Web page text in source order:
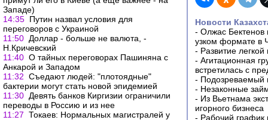
Западе)
14:35 Путин назвал условия для
переговоров с Украиной
11:50 Доллар - больше не валюта, -
Н.Кричевский
11:40 О тайных переговорах Пашиняна с
Анкарой и Западом
11:32 Съедают людей: "плотоядные"
бактерии могут стать новой эпидемией
11:30 Девять банков Киргизии ограничили
переводы в Россию и из нее
11:27 Токаев: Нормальных магистралей у
Новости
- Олжас Бектенов
узком формате в
- Развитие
- Агитационная
встретилась с
- Подозреваемый
- Незаконные
- Из Вьетнама
игорного бизнеса
- Рабочий график